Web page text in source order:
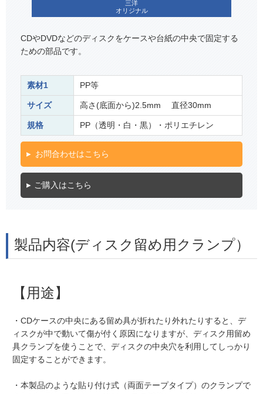
三洋
オリジナル
CDやDVDなどのディスクをケースや台紙の中央で固定する
ための部品です。
素材1 PP等
サイズ 高さ(底面から)2.5mm 直径30mm
規格 PP（透明・白・黒）・ポリエチレン
お問合わせはこちら
ご購入はこちら
製品内容(ディスク留め用クランプ）
【用途】
・CDケースの中央にある留め具が折れたり外れたりすると、デ
ィスクが中で動いて傷が付く原因になりますが、ディスク用留め
具クランプを使うことで、ディスクの中央穴を利用してしっかり
固定することができます。
・本製品のような貼り付け式（両面テープタイプ）のクランプで